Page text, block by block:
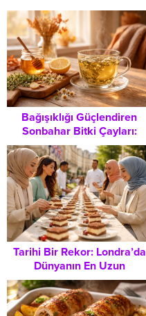
Bağışıklığı Güçlendiren
Sonbahar Bitki Çayları:
Mevsimsel Hastalıklara
Karşı Doğal Tarifler
Tarihi Bir Rekor: Londra’da
Dünyanın En Uzun
Tiramisusu Hazırlandı